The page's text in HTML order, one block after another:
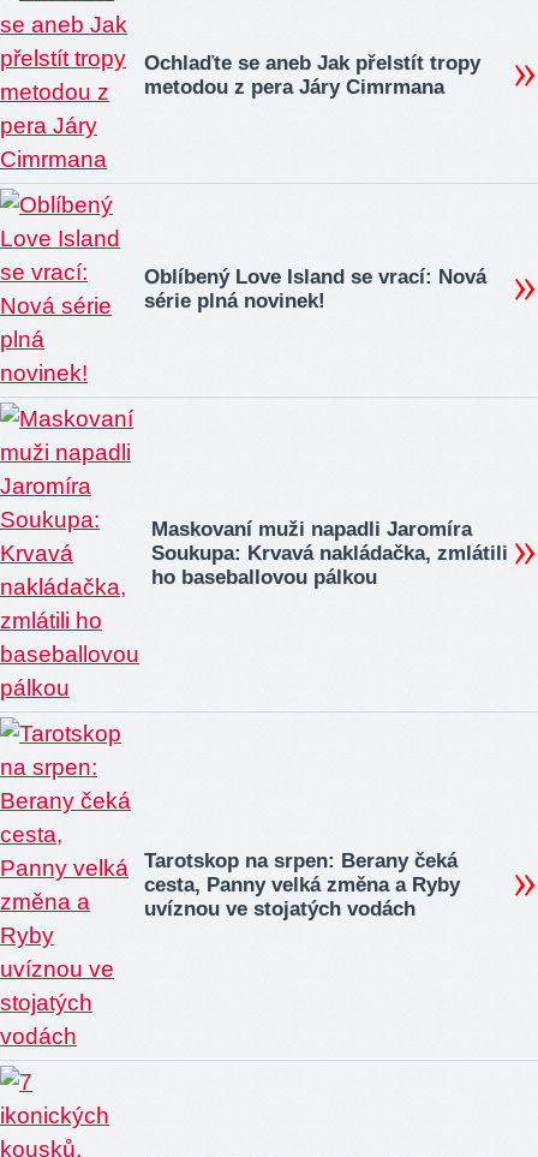
Ochlaďte se aneb Jak přelstít tropy
metodou z pera Járy Cimrmana
Oblíbený Love Island se vrací: Nová
série plná novinek!
Maskovaní muži napadli Jaromíra
Soukupa: Krvavá nakládačka, zmlátili
ho baseballovou pálkou
Tarotskop na srpen: Berany čeká
cesta, Panny velká změna a Ryby
uvíznou ve stojatých vodách